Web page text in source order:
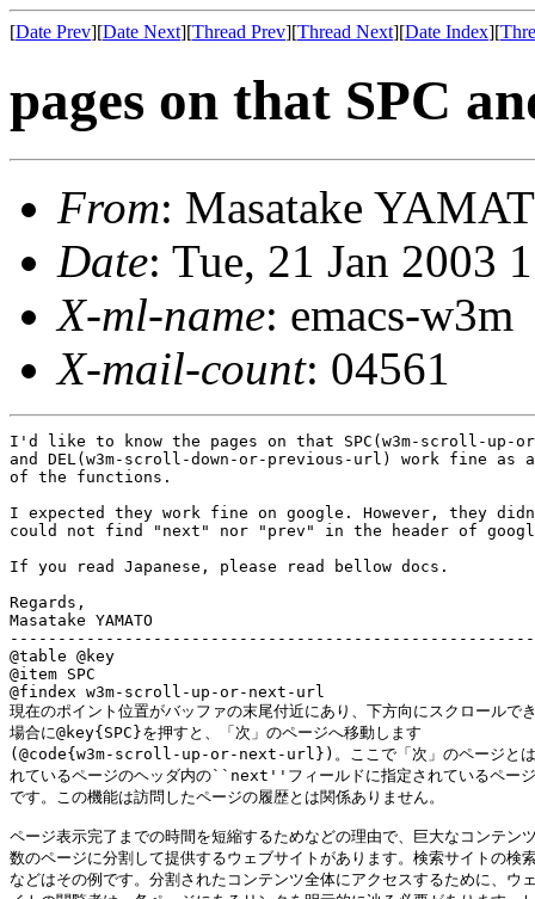
[Date Prev][Date Next][Thread Prev][Thread Next][Date Index][
pages on that SPC
From: Masatake
Date: Tue, 21 Jan 2003
X-ml-name: emacs-w3m
X-mail-count: 04561
I'd like to know the pages on that SPC(w3m-scroll-
and DEL(w3m-scroll-down-or-previous-url) work fine as
of the functions.
I expected they work fine on google. However, they
could not find "next" nor "prev" in the header of
If you read Japanese, please read bellow docs.
Regards,
Masatake YAMATO
@table @key
@item SPC
@findex w3m-scroll-up-or-next-url
現在のポイント位置がバッファの末尾付近にあり、下方向にスクロールで
場合に@key{SPC}を押すと、「次」のページへ移動します
(@code{w3m-scroll-up-or-next-url})。ここで「次」のページとは
れているページのヘッダ内の``next''フィールドに指定されているペー
です。この機能は訪問したページの履歴とは関係ありません。
ページ表示完了までの時間を短縮するためなどの理由で、巨大なコンテン
数のページに分割して提供するウェブサイトがあります。検索サイトの検
などはその例です。分割されたコンテンツ全体にアクセスするために、ウ